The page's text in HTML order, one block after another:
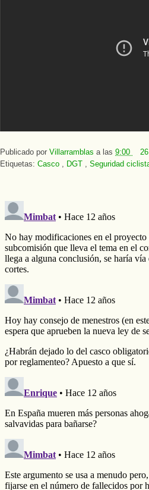
Publicado por Villarramblas a las 9:00
Etiquetas: Casco DGT Seguridad